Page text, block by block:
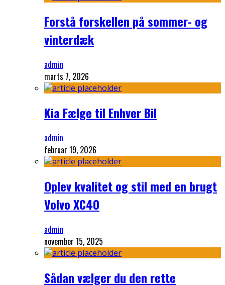
Forstå forskellen på sommer- og
vinterdæk
admin
marts 7, 2026
Kia Fælge til Enhver Bil
admin
februar 19, 2026
Oplev kvalitet og stil med en brugt
Volvo XC40
admin
november 15, 2025
Sådan vælger du den rette